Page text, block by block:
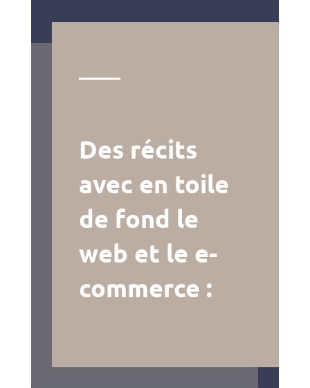
Des récits
avec en toile
de fond le
web et le e-
commerce :